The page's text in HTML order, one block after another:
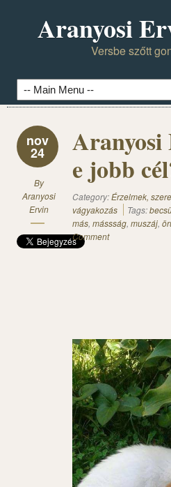
Aranyosi
Versbe szőtt
nov
24
By
Aranyosi
Ervin
e jobb
Category:Érzelmek,
vágyakozás
Tags:
más, mássság, muszáj,
Comment